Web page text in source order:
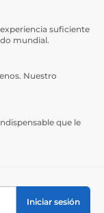
suficiente
mundial.
Nuestro
que le
Iniciar sesión